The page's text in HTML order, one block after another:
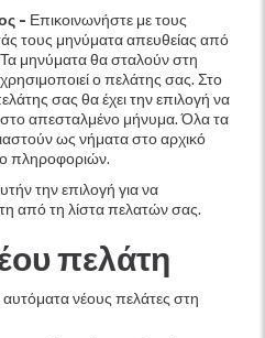
- Επικοινωνήστε με τους
τους μηνύματα απευθείας από
μηνύματα θα σταλούν στη
ο πελάτης σας. Στο
σας θα έχει την επιλογή να
απεσταλμένο μήνυμα. Όλα τα
ως νήματα στο αρχικό
πληροφοριών.
την επιλογή για να
από τη λίστα πελατών σας.
πελάτη
νέους πελάτες στη